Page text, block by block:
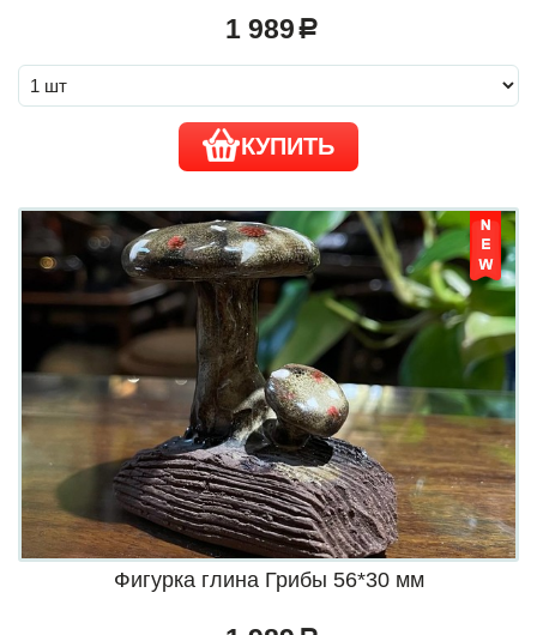
1 989 a
КУПИТЬ
Фигурка глина Грибы 56*30 мм